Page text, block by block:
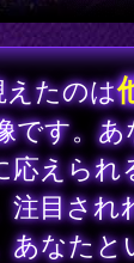
たのは
です。
えられ
目され
なたと